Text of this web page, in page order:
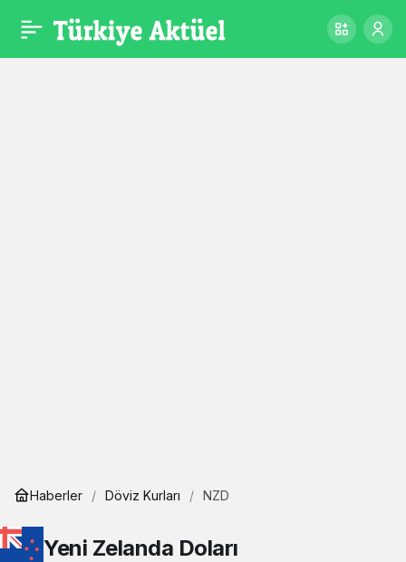
Haberler Döviz Kurları NZD
Yeni Zelanda Doları